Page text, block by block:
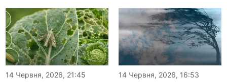
14 Червня, 2026, 21:45 14 Червня, 2026, 16:53